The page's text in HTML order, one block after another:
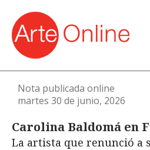
Nota publicada online
martes 30 de junio, 2026
Carolina Baldomá en
La artista que renunció a